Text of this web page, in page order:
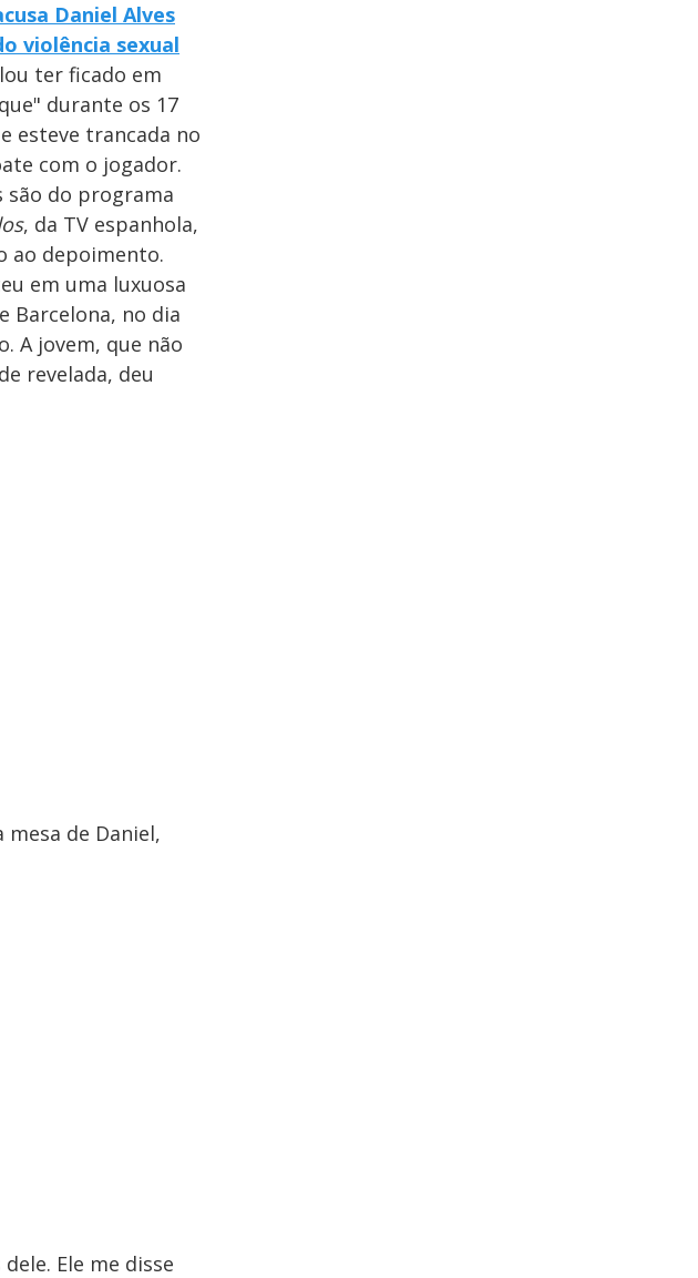
Daniel Alves
violência sexual
ter ficado em
durante os 17
esteve trancada no
com o jogador.
são do programa
, da TV espanhola,
ao depoimento.
em uma luxuosa
Barcelona, no dia
A jovem, que não
revelada, deu
de Daniel,
Ele me disse